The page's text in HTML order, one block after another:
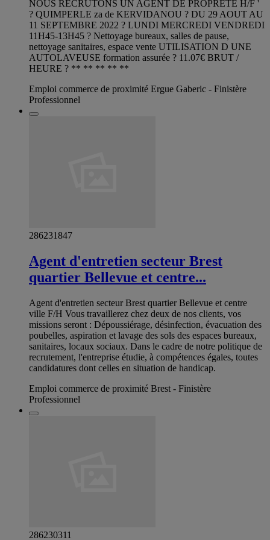
NOUS RECRUTONS UN AGENT DE PROPRETE H/F '
? QUIMPERLE za de KERVIDANOU ? DU 29 AOUT AU
11 SEPTEMBRE 2022 ? LUNDI MERCREDI VENDREDI
11H45-13H45 ? Nettoyage bureaux, salles de pause,
nettoyage sanitaires, espace vente UTILISATION D UNE
AUTOLAVEUSE formation assurée ? 11.07€ BRUT /
HEURE ? ** ** ** ** **
Emploi commerce de proximité Ergue Gaberic - Finistère
Professionnel
286231847
Agent d'entretien secteur Brest
quartier Bellevue et centre...
Agent d'entretien secteur Brest quartier Bellevue et centre
ville F/H Vous travaillerez chez deux de nos clients, vos
missions seront : Dépoussiérage, désinfection, évacuation des
poubelles, aspiration et lavage des sols des espaces bureaux,
sanitaires, locaux sociaux. Dans le cadre de notre politique de
recrutement, l'entreprise étudie, à compétences égales, toutes
candidatures dont celles en situation de handicap.
Emploi commerce de proximité Brest - Finistère
Professionnel
286230311